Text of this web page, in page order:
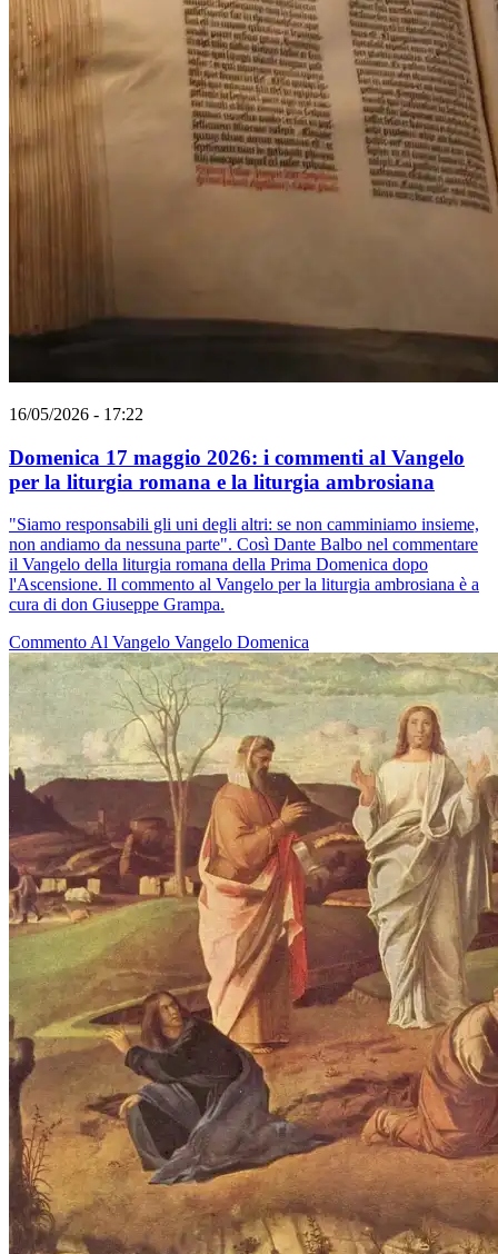
16/05/2026 - 17:22
Domenica 17 maggio 2026: i commenti al Vangelo
per la liturgia romana e la liturgia ambrosiana
"Siamo responsabili gli uni degli altri: se non camminiamo insieme,
non andiamo da nessuna parte". Così Dante Balbo nel commentare
il Vangelo della liturgia romana della Prima Domenica dopo
l'Ascensione. Il commento al Vangelo per la liturgia ambrosiana è a
cura di don Giuseppe Grampa.
Commento Al Vangelo Vangelo Domenica